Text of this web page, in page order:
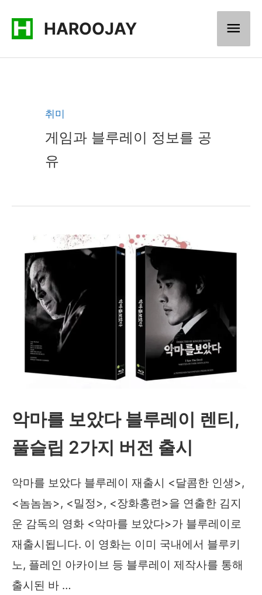
HAROOJAY
메
인
취미
게임과 블루레이 정보를 공
유
악마를 보았다 블루레이 렌티,
풀슬립 2가지 버전 출시
악마를 보았다 블루레이 재출시 <달콤한 인생>,
<놈놈놈>, <밀정>, <장화홍련>을 연출한 김지
운 감독의 영화 <악마를 보았다>가 블루레이로
재출시됩니다. 이 영화는 이미 국내에서 블루키
노, 플레인 아카이브 등 블루레이 제작사를 통해
출시된 바 …